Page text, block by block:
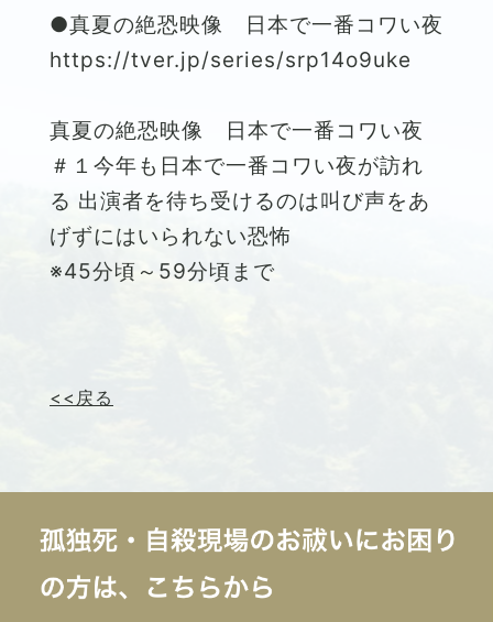
●真夏の絶恐映像 日本で一番コワい夜
https://tver.jp/series/srp14o9uke
真夏の絶恐映像 日本で一番コワい夜
＃１今年も日本で一番コワい夜が訪れ
る 出演者を待ち受けるのは叫び声をあ
げずにはいられない恐怖
※45分頃～59分頃まで
<<戻る